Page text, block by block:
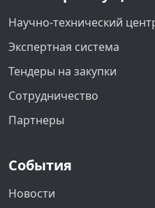
Научно-технический
Экспертная система
Тендеры на закупки
Сотрудничество
Партнеры
События
Новости